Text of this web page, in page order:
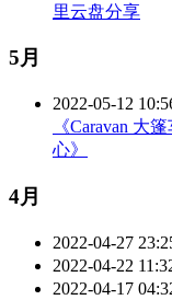
里云盘分享
5月
2022-05-12
《Caravan 大
心》
4月
2022-04-27
2022-04-22
2022-04-17